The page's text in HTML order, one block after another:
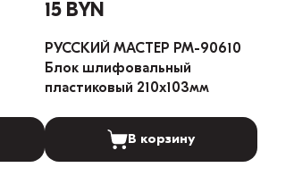
15 BYN
РУССКИЙ МАСТЕР РМ-90610
Блок шлифовальный
пластиковый 210х103мм
В корзину